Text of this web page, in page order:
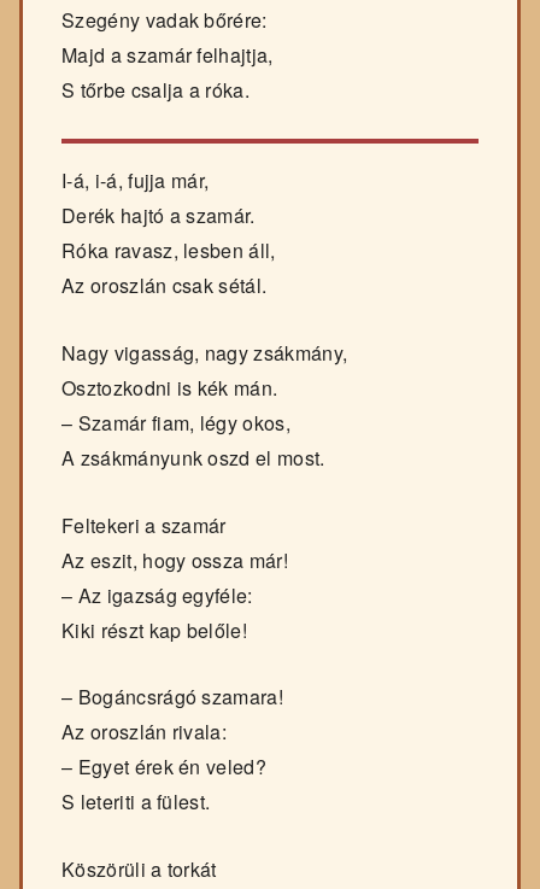
Szegény vadak bőrére:
Majd a szamár felhajtja,
S tőrbe csalja a róka.
I-á, i-á, fujja már,
Derék hajtó a szamár.
Róka ravasz, lesben áll,
Az oroszlán csak sétál.
Nagy vigasság, nagy zsákmány,
Osztozkodni is kék mán.
– Szamár fiam, légy okos,
A zsákmányunk oszd el most.
Feltekeri a szamár
Az eszit, hogy ossza már!
– Az igazság egyféle:
Kiki részt kap belőle!
– Bogáncsrágó szamara!
Az oroszlán rivala:
– Egyet érek én veled?
S leteriti a fülest.
Köszörüli a torkát